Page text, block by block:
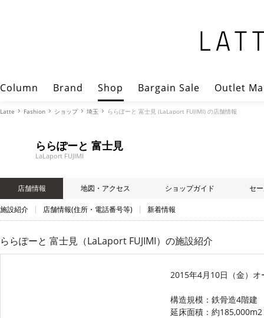
Column Brand Shop Bargain Sale Outlet
Latte Fashion ショップ 埼玉 ららぽーと 富士見 (LaLaport FUJIMI) の店舗情報
ららぽーと 富士見
LaLaport FUJIMI
店舗情報 地図・アクセス ショップガイド セ
施設紹介 店舗情報(住所・電話番号等) 新着情報
ららぽーと 富士見（LaLaport FUJIMI） の施設紹介
2015年4月10日（金）オ
構造規模：鉄骨造4階建
延床面積：約